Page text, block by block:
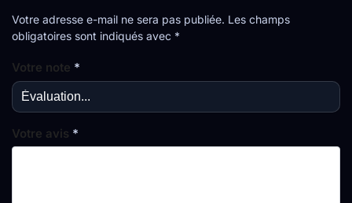
Votre adresse e-mail ne sera pas publiée. Les champs
obligatoires sont indiqués avec *
Votre note *
Votre avis *